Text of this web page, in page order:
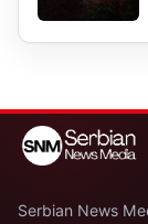
Serbian News